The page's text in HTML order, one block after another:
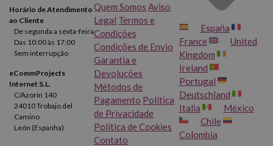
Horário de Atendimento
ao Cliente
De segunda a sexta-feira
Das 10:00 às 17:00
Sem interrupção
eCommProjects
Internet S.L.
C/Azorín 140
24010 Trobajo del
Camino
León (Espanha)
Quem Somos Aviso
Legal Termos e
Condições
Condições de Envio
Garantia e
Devoluções
Métodos de
Pagamento Política
de Privacidade
Política de Cookies
Contato
España
France
United
Kingdom
Ireland
Portugal
Deutschland
Italia
México
Chile
Colombia